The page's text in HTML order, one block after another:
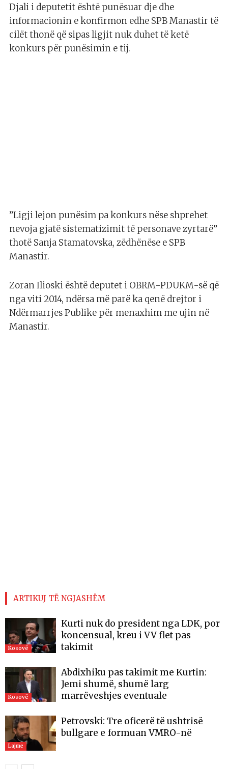
Djali i deputetit është punësuar dje dhe
informacionin e konfirmon edhe SPB Manastir të
cilët thonë që sipas ligjit nuk duhet të ketë
konkurs për punësimin e tij.
”Ligji lejon punësim pa konkurs nëse shprehet
nevoja gjatë sistematizimit të personave zyrtarë”
thotë Sanja Stamatovska, zëdhënëse e SPB
Manastir.
Zoran Ilioski është deputet i OBRM-PDUKM-së që
nga viti 2014, ndërsa më parë ka qenë drejtor i
Ndërmarrjes Publike për menaxhim me ujin në
Manastir.
ARTIKUJ TË NGJASHËM
Kosovë
Kurti nuk do president nga LDK, por
koncensual, kreu i VV flet pas
takimit
Kosovë
Abdixhiku pas takimit me Kurtin:
Jemi shumë, shumë larg
marrëveshjes eventuale
Lajme
Petrovski: Tre oficerë të ushtrisë
bullgare e formuan VMRO-në